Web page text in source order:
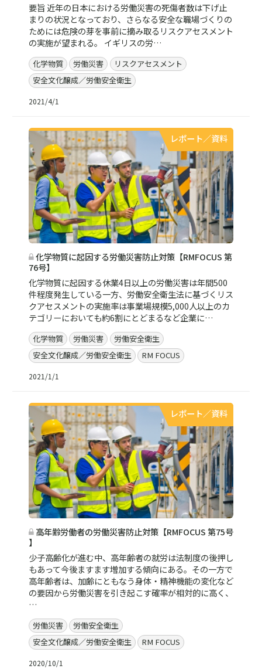
要旨 近年の日本における労働災害の死傷者数は下げ止
まりの状況となっており、さらなる安全な職場づくりの
ためには危険の芽を事前に摘み取るリスクアセスメント
の実施が望まれる。 イギリスの労…
化学物質 労働災害
リスクアセスメント
安全文化醸成／労働安全衛生
2021/4/1
レポート／資料
化学物質に起因する労働災害防止対策【RMFOCUS 第
76号】
化学物質に起因する休業4日以上の労働災害は年間500
件程度発生している一方、労働安全衛生法に基づくリス
クアセスメントの実施率は事業場規模5,000人以上のカ
テゴリーにおいても約6割にとどまるなど企業に…
化学物質 労働災害
労働安全衛生
安全文化醸成／労働安全衛生
RM FOCUS
2021/1/1
レポート／資料
高年齢労働者の労働災害防止対策【RMFOCUS 第75号
】
少子高齢化が進む中、高年齢者の就労は法制度の後押し
もあって今後ますます増加する傾向にある。その一方で
高年齢者は、加齢にともなう身体・精神機能の変化など
の要因から労働災害を引き起こす確率が相対的に高く、
…
労働災害
労働安全衛生
安全文化醸成／労働安全衛生
RM FOCUS
2020/10/1